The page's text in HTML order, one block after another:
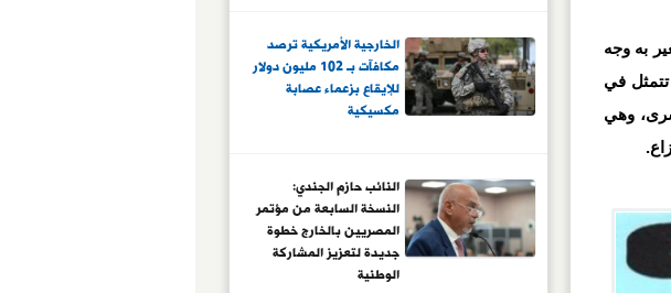
به وجه
تتمثل في
وهي
الخارجية الأمريكية ترصد
مكافآت بـ 102 مليون دولار
للإيقاع بزعماء عصابة
مكسيكية
النائب حازم الجندي:
النسخة السابعة من مؤتمر
المصريين بالخارج خطوة
جديدة لتعزيز المشاركة
الوطنية